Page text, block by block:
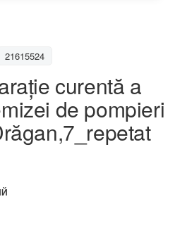
21615524
curentă a
de pompieri